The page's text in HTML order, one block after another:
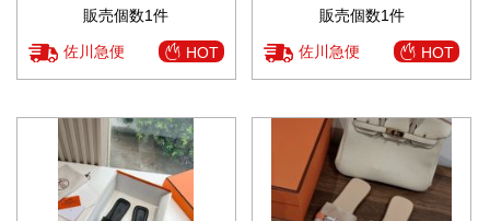
販売個数1件
佐川急便 HOT
販売個数1件
佐川急便 HOT